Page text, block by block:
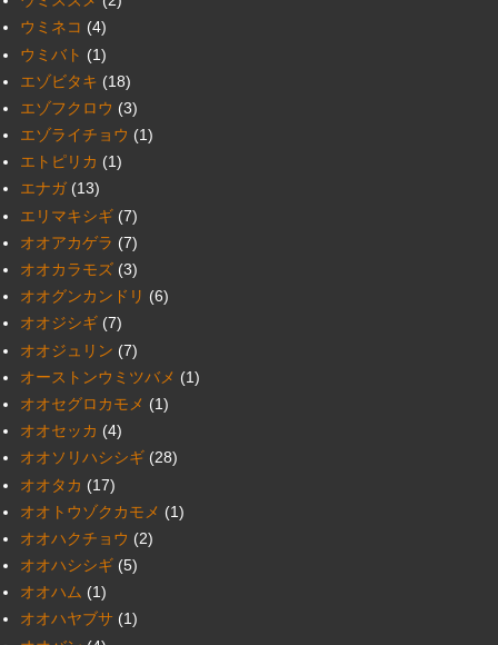
ウミネコ (4)
ウミバト (1)
エゾビタキ (18)
エゾフクロウ (3)
エゾライチョウ (1)
エトピリカ (1)
エナガ (13)
エリマキシギ (7)
オオアカゲラ (7)
オオカラモズ (3)
オオグンカンドリ (6)
オオジシギ (7)
オオジュリン (7)
オーストンウミツバメ (1)
オオセグロカモメ (1)
オオセッカ (4)
オオソリハシシギ (28)
オオタカ (17)
オオトウゾクカモメ (1)
オオハクチョウ (2)
オオハシシギ (5)
オオハム (1)
オオハヤブサ (1)